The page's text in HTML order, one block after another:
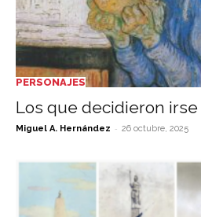
PERSONAJES
Los que decidieron irse
Miguel A. Hernández - 26 octubre, 2025